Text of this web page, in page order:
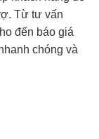
Từ tư vấn
đến báo giá
chóng và